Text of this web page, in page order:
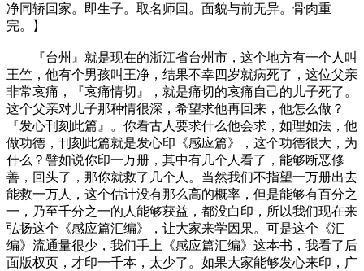
净同轿回家。即生子。取名师回。面貌与前无异。骨肉重
完。】
『台州』就是现在的浙江省台州市，这个地方有一个人叫
王竺，他有个男孩叫王净，结果不幸四岁就病死了，这位父亲
非常哀痛，『哀痛情切』，就是痛切的哀痛自己的儿子死了。
这个父亲对儿子那种情很深，希望求他再回来，他怎么做？
『发心刊刻此篇』。你看古人要求什么他会求，如理如法，他
做功德，刊刻此篇就是发心印《感应篇》，这个功德很大，为
什么？譬如说你印一万册，其中有几个人看了，能够断恶修
善，回头了，那你就救了几个人。当然我们不指望一万册出去
能救一万人，这个估计没有那么高的概率，但是能够有百分之
一，乃至千分之一的人能够获益，都没白印，所以我们现在来
弘扬这个《感应篇汇编》，让大家来学因果。可是这个《汇
编》流通量很少，我们手上《感应篇汇编》这本书，我看了后
面版权页，才印一千本，太少了。如果大家能够发心来印，广